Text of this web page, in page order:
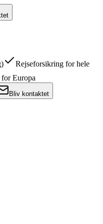
Rejseforsikring for hele
for Europa
Bliv kontaktet